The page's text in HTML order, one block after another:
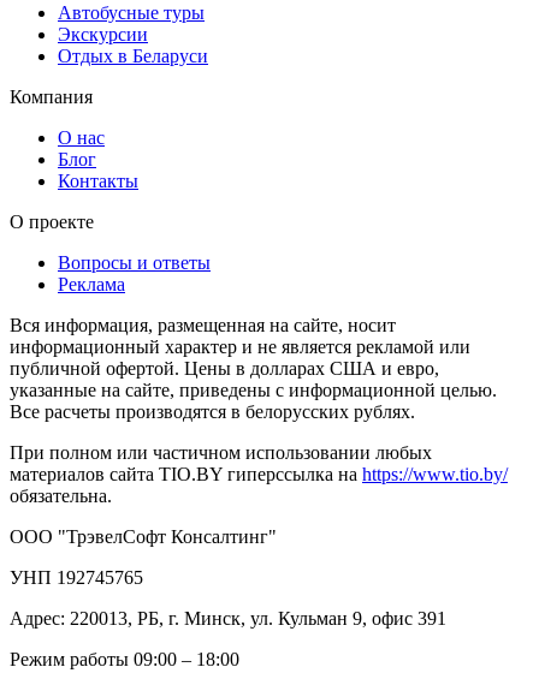
Автобусные туры
Экскурсии
Отдых в Беларуси
Компания
О нас
Блог
Контакты
О проекте
Вопросы и ответы
Реклама
Вся информация, размещенная на сайте, носит
информационный характер и не является рекламой или
публичной офертой. Цены в долларах США и евро,
указанные на сайте, приведены с информационной целью.
Все расчеты производятся в белорусских рублях.
При полном или частичном использовании любых
материалов сайта TIO.BY гиперссылка на https://www.tio.by/
обязательна.
ООО "ТрэвелСофт Консалтинг"
УНП 192745765
Адрес: 220013, РБ, г. Минск, ул. Кульман 9, офис 391
Режим работы 09:00 – 18:00